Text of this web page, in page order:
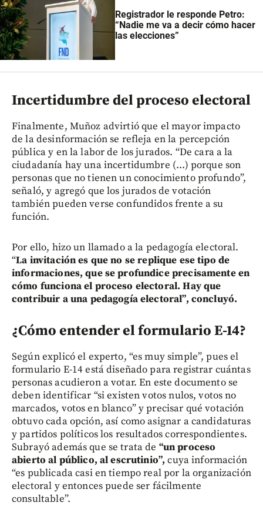
Registrador le responde Petro:
“Nadie me va a decir cómo hacer
las elecciones”
Incertidumbre del proceso electoral
Finalmente, Muñoz advirtió que el mayor impacto
de la desinformación se refleja en la percepción
pública y en la labor de los jurados. “De cara a la
ciudadanía hay una incertidumbre (...) porque son
personas que no tienen un conocimiento profundo”,
señaló, y agregó que los jurados de votación
también pueden verse confundidos frente a su
función.
Por ello, hizo un llamado a la pedagogía electoral.
“La invitación es que no se replique ese tipo de
informaciones, que se profundice precisamente en
cómo funciona el proceso electoral. Hay que
contribuir a una pedagogía electoral”, concluyó.
¿Cómo entender el formulario E-14?
Según explicó el experto, “es muy simple”, pues el
formulario E-14 está diseñado para registrar cuántas
personas acudieron a votar. En este documento se
deben identificar “si existen votos nulos, votos no
marcados, votos en blanco” y precisar qué votación
obtuvo cada opción, así como asignar a candidaturas
y partidos políticos los resultados correspondientes.
Subrayó además que se trata de “un proceso
abierto al público, al escrutinio”, cuya información
“es publicada casi en tiempo real por la organización
electoral y entonces puede ser fácilmente
consultable”.